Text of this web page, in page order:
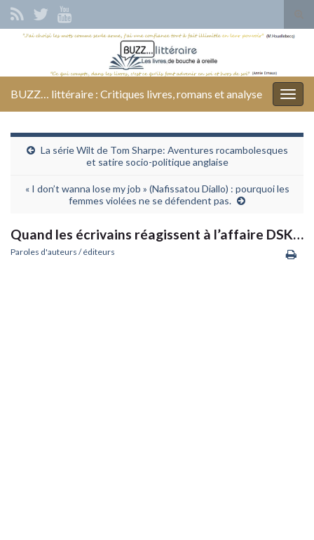
Search for:
BUZZ… littéraire : Critiques livres, romans et analyse
La série Wilt de Tom Sharpe: Aventures rocambolesques
et satire socio-politique anglaise
« I don’t wanna lose my job » (Nafissatou Diallo) : pourquoi les
femmes violées ne se défendent pas.
Quand les écrivains réagissent à l’affaire DSK…
Paroles d'auteurs / éditeurs